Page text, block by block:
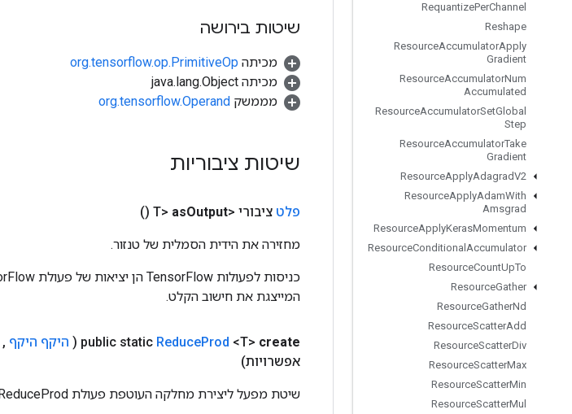
RequantizePerChannel
Reshape
ResourceAccumulatorApply
Gradient
ResourceAccumulatorNum
Accumulated
ResourceAccumulatorSetGlobal
Step
ResourceAccumulatorTake
Gradient
ResourceApplyAdagradV2
ResourceApplyAdamWith
Amsgrad
ResourceApplyKerasMomentum
ResourceConditional Accumulator
ResourceCountUpTo
ResourceGather
ResourceGatherNd
ResourceScatterAdd
ResourceScatterDiv
ResourceScatterMax
ResourceScatterMin
ResourceScatterMul
שיטות בירושה
מכיתה org.tensorflow.op.PrimitiveOp
מכיתה java.lang.Object
מממשק org.tensorflow.Operand
שיטות ציבוריות
פלט ציבורי <T> asOutput
()
מחזירה את הידית הסמלית של טנזור.
המייצגת את חישוב הקלט.
public static ReduceProd <T> create
( היקף היקף ,
אפשרויות)
שיטת מפעל ליצירת מחלקה העוטפת פעולת ReduceProd חדשה.